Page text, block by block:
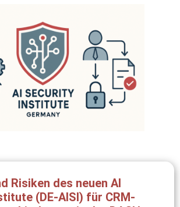
Risiken des neuen AI
(DE-AISI) für CRM-